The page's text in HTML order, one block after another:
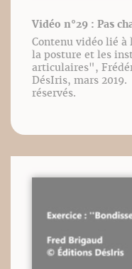
Vidéo n°29 : Pas
Contenu vidéo lié à
la posture et les
articulaires",
DésIris, mars
réservés.